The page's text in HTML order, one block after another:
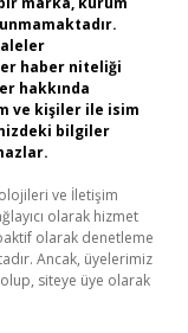
haber niteliği
hakkında
ve kişiler ile isim
bilgiler
ve İletişim
olarak hizmet
olarak denetleme
Ancak, üyelerimiz
siteye üye olarak